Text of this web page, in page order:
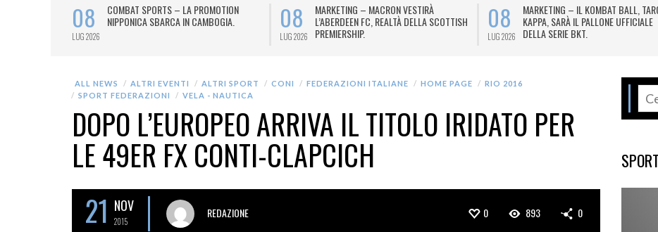
08
LUG 2026
COMBAT SPORTS – LA PROMOTION
NIPPONICA SBARCA IN CAMBOGIA.
08
LUG 2026
MARKETING – MACRON VESTIRÀ
L’ABERDEEN FC, REALTÀ DELLA SCOTTISH
PREMIERSHIP.
08
LUG 2026
MARKETING – IL KOMBAT BALL,
KAPPA, SARÀ IL PALLONE UFFICIALE
DELLA SERIE BKT.
ALL NEWS ALTRI EVENTI ALTRI SPORT CONI FEDERAZIONI ITALIANE HOME PAGE
RIO 2016
SPORT FEDERAZIONI
VELA - NAUTICA
DOPO L’EUROPEO ARRIVA IL TITOLO IRIDATO PER
LE 49ER FX CONTI-CLAPCICH
21 NOV
2015
REDAZIONE 0 893 0